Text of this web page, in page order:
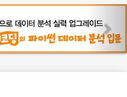
e
x